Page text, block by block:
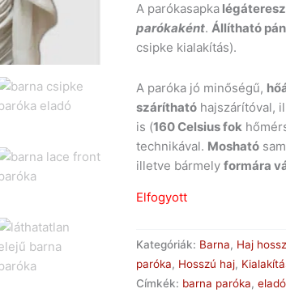
A parókasapka
parókaként.Állítható
csipke kialakítás).
A paróka jó minőségű,
szárítható hajszárítóval,
is (160 Celsius fok
technikával. Mosható
illetve bármelyformára
Elfogyott
Kategóriák: Barna, Haj
paróka, Hosszú haj,
Címkék: barna paróka,